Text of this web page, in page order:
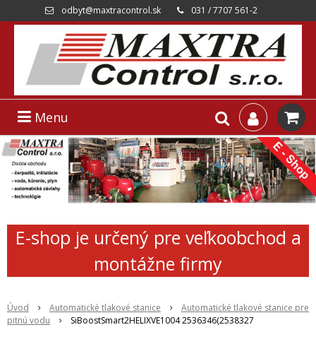
odbyt@maxtracontrol.sk 031 / 7707 561-2
Menu
E-shop je určený pre veľkoobchod a
montážne firmy
Úvod Automatické tlakové stanice
Automatické tlakové stanice pre
pitnú vodu
SiBoostSmart2HELIXVE1004 2536346(2538327